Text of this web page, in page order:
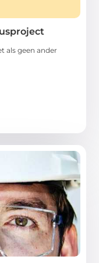
als geen ander